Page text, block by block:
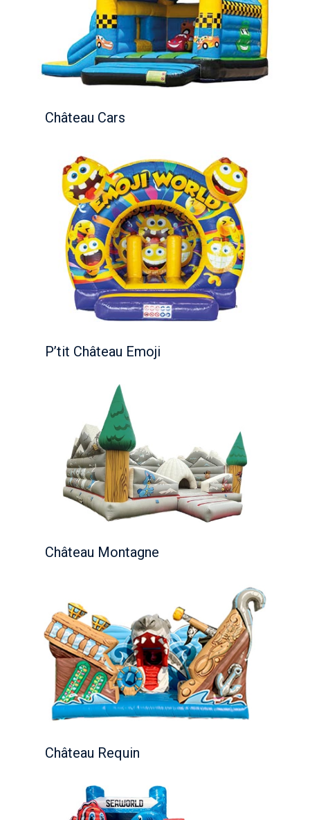
Château Cars
P’tit Château Emoji
Château Montagne
Château Requin